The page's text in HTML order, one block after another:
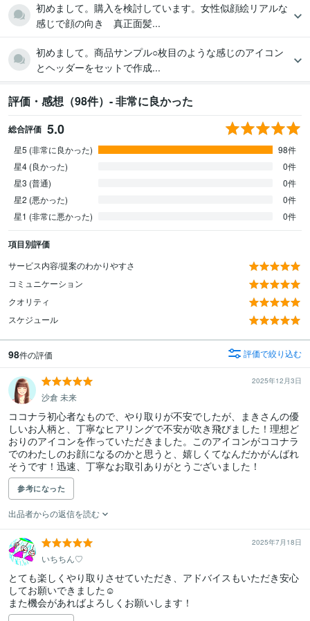
初めまして。購入を検討しています。女性似顔絵リアルな
感じで顔の向き 真正面髪...
初めまして。商品サンプル○枚目のような感じのアイコン
とヘッダーをセットで作成...
評価・感想（98件）- 非常に良かった
総合評価 5.0
星5 (非常に良かった)
98件
星4 (良かった)
0件
星3 (普通)
0件
星2 (悪かった)
0件
星1 (非常に悪かった)
0件
項目別評価
サービス内容/提案のわかりやすさ
コミュニケーション
クオリティ
スケジュール
98件の評価 評価で絞り込む
2025年12月3日
沙倉 未来
ココナラ初心者なもので、やり取りが不安でしたが、まきさんの優
しいお人柄と、丁寧なヒアリングで不安が吹き飛びました！理想ど
おりのアイコンを作っていただきました。このアイコンがココナラ
でのわたしのお顔になるのかと思うと、嬉しくてなんだかがんばれ
そうです！迅速、丁寧なお取引ありがとうございました！
参考になった
出品者からの返信を読む
2025年7月18日
いちちん♡
とても楽しくやり取りさせていただき、アドバイスもいただき安心
してお願いできました☺️
また機会があればよろしくお願いします！